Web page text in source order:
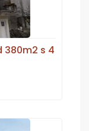
s 4